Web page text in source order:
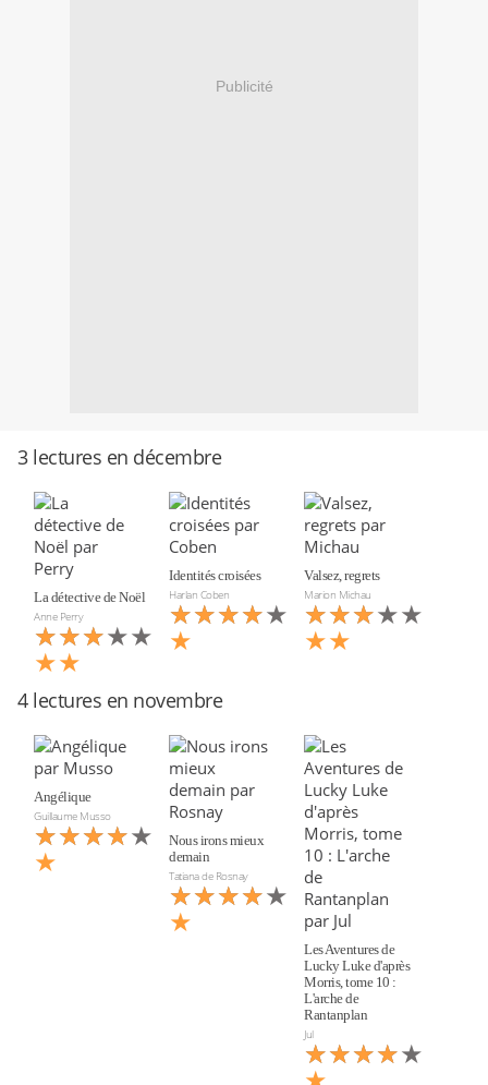
Publicité
3 lectures en décembre
La détective de Noël
Anne Perry
★★★★★
★★★
★★
Identités croisées
Harlan Coben
★★★★★
★★★★
★
Valsez, regrets
Marion Michau
★★★★★
★★★
★★
4 lectures en novembre
Angélique
Guillaume Musso
★★★★★
★★★★
★
Nous irons mieux
demain
Tatiana de Rosnay
★★★★★
★★★★
★
Les Aventures de
Lucky Luke d'après
Morris, tome 10 :
L'arche de
Rantanplan
Jul
★★★★★
★★★★